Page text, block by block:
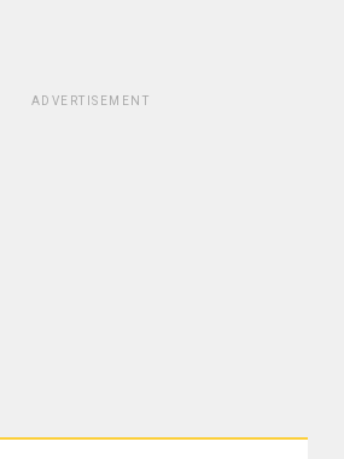
ADVERTISEMENT